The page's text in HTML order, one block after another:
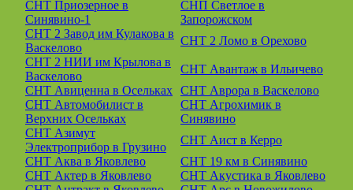
СНТ Приозерное в
Синявино-1
СНП Светлое в
Запорожском
СНТ 2 Завод им Кулакова в
Васкелово
СНТ 2 Ломо в Орехово
СНТ 2 НИИ им Крылова в
Васкелово
СНТ Авантаж в Ильичево
СНТ Авиценна в Осельках СНТ Аврора в Васкелово
СНТ Автомобилист в
Верхних Осельках
СНТ Агрохимик в
Синявино
СНТ Азимут
Электроприбор в Грузино
СНТ Аист в Керро
СНТ Аква в Яковлево
СНТ 19 км в Синявино
СНТ Актер в Яковлево
СНТ Акустика в Яковлево